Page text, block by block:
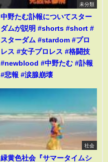
未分類
中野たむ訃報についてスター
ダムが説明 #shorts #short #
スターダム #stardom #プロ
レス #女子プロレス #格闘技
#newblood #中野たむ #訃報
#悲報 #涙腺崩壊
社会
緑黄色社会『サマータイムシ